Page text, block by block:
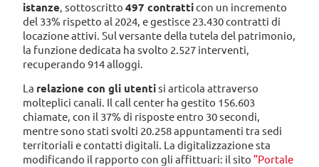
istanze, sottoscritto497 contratticon un incremento
del 33% rispetto al 2024, e gestisce 23.430 contratti di
locazione attivi. Sul versante della tutela del patrimonio,
la funzione dedicata ha svolto 2.527 interventi,
recuperando 914 alloggi.
La relazione con gli utentisi articola attraverso
molteplici canali. Il call center ha gestito 156.603
chiamate, con il 37% di risposte entro 30 secondi,
mentre sono stati svolti 20.258 appuntamenti tra sedi
territoriali e contatti digitali. La digitalizzazione sta
modificando il rapporto con gli affittuari: il sito”Portale